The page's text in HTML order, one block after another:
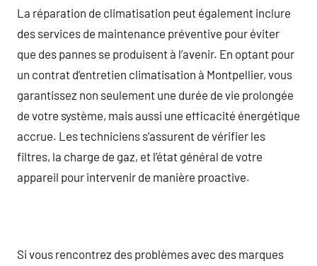
La réparation de climatisation peut également inclure
des services de maintenance préventive pour éviter
que des pannes se produisent à l’avenir. En optant pour
un contrat d’entretien climatisation à Montpellier, vous
garantissez non seulement une durée de vie prolongée
de votre système, mais aussi une efficacité énergétique
accrue. Les techniciens s’assurent de vérifier les
filtres, la charge de gaz, et l’état général de votre
appareil pour intervenir de manière proactive.
Si vous rencontrez des problèmes avec des marques